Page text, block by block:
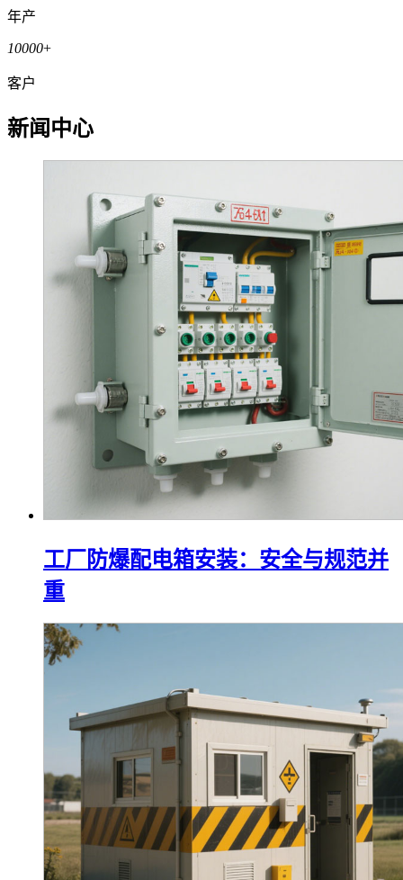
年产
10000+
客户
新闻中心
工厂防爆配电箱安装：安全与规范并
重